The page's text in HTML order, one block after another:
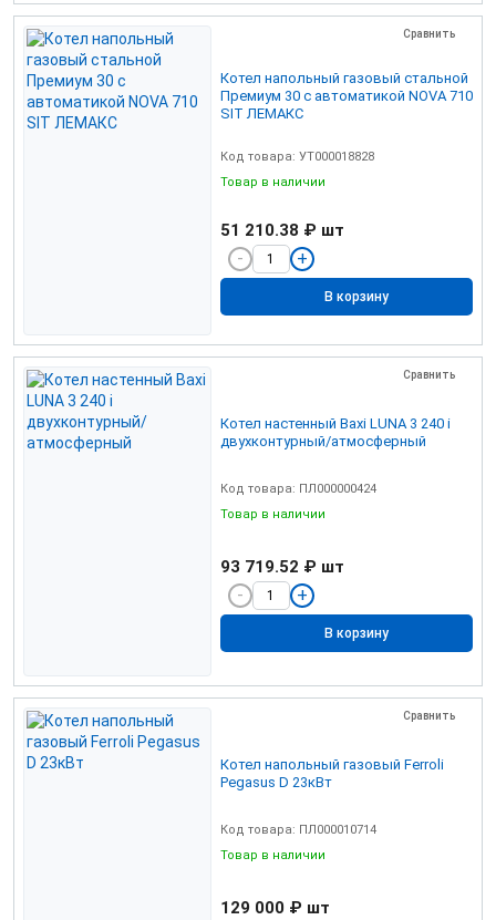
Сравнить
Котел напольный газовый стальной
Премиум 30 с автоматикой NOVA 710
SIT ЛЕМАКС
Код товара: УТ000018828
Товар в наличии
51 210.38 ₽ шт
В корзину
Сравнить
Котел настенный Baxi LUNA 3 240 i
двухконтурный/атмосферный
Код товара: ПЛ000000424
Товар в наличии
93 719.52 ₽ шт
В корзину
Сравнить
Котел напольный газовый Ferroli
Pegasus D 23кВт
Код товара: ПЛ000010714
Товар в наличии
129 000 ₽ шт